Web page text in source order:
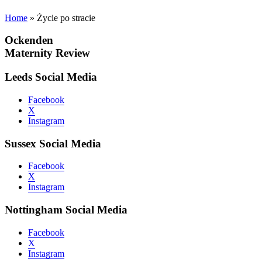
Home » Życie po stracie
Ockenden
Maternity Review
Leeds Social Media
Facebook
X
Instagram
Sussex Social Media
Facebook
X
Instagram
Nottingham Social Media
Facebook
X
Instagram